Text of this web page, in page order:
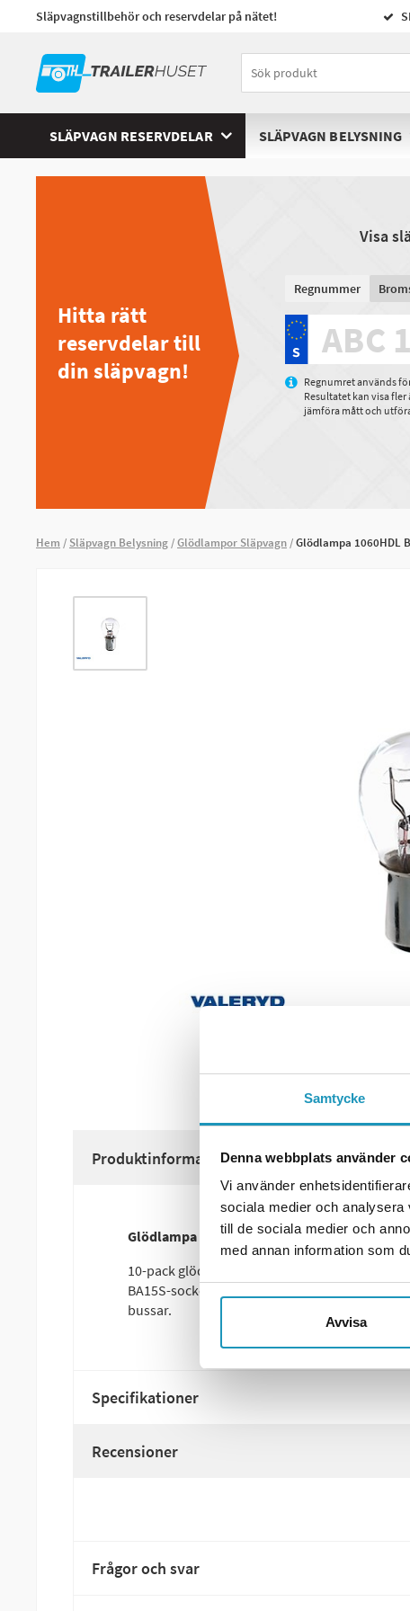
Samtycke
Denna webbplats använder
Vi använder
sociala medier och
till de sociala medier och
med annan information som
Avvisa
Släpvagnstillbehör och reservdelar på nätet!
SLÄPVAGN RESERVDELAR SLÄPVAGN BELYSNING
Hitta rätt
reservdelar till
din släpvagn!
Visa
Regnummer
Regnumret används
Resultatet kan visa
jämföra mått och
Hem Släpvagn Belysning Glödlampor Släpvagn Glödlampa 1060HDL
Produktinformation
Glödlampa 1060HDL 24V/21W BA15S – 10-
10-pack glödlampor modell 1060HDL med 24
BA15S-sockel, idealiska för fordon med 24V
bussar.
Specifikationer
Recensioner
Frågor och svar